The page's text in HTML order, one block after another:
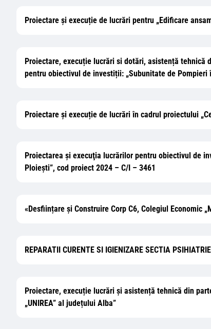
Proiectare și execuție de lucrări pentru „Edificare
Proiectare, execuție lucrări si dotări, asistență
pentru obiectivul de investiții: „Subunitate de Pompieri
Proiectare și execuție de lucrări în cadrul proiectului
Proiectarea şi execuţia lucrărilor pentru obiectivul de
Ploiești”, cod proiect 2024 – C/I – 3461
«Desființare și Construire Corp C6, Colegiul Economic
REPARATII CURENTE SI IGIENIZARE SECTIA
Proiectare, execuție lucrări și asistență tehnică din
„UNIREA” al județului Alba”